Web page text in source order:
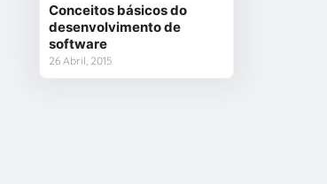
Conceitos básicos do
desenvolvimento de
software
26 Abril, 2015